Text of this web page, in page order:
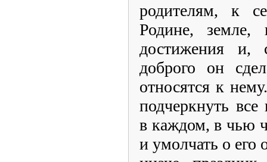
родителям, к
Родине, земле,
достижения и,
доброго он
относятся к
подчеркнуть все
в каждом, в чью
и умолчать о его